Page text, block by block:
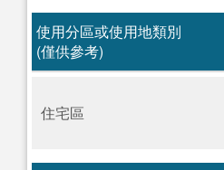
使用分區或使用地類別
(僅供參考)
住宅區